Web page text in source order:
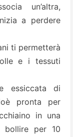
un’altra,
a perdere
ti permetterà
e i tessuti
essiccata di
pronta per
in una
bollire per 10